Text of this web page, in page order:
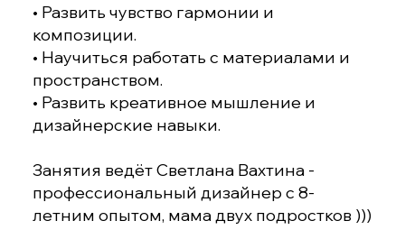
• Развить чувство гармонии и
композиции.
• Научиться работать с материалами и
пространством.
• Развить креативное мышление и
дизайнерские навыки.
Занятия ведёт Светлана Вахтина -
профессиональный дизайнер с 8-
летним опытом, мама двух подростков )))